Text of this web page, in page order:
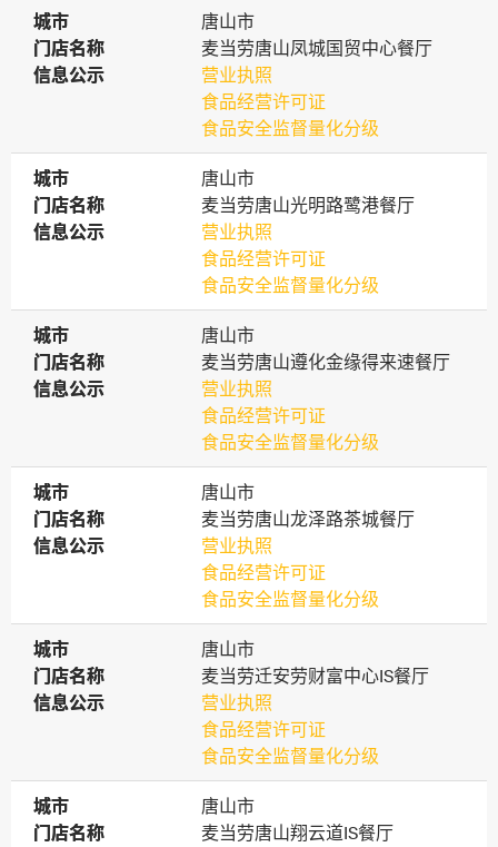
城市
城市
唐山市
门店名称
门店名称
麦当劳唐山凤城国贸中心餐厅
信息公示
信息公示
营业执照
食品经营许可证
食品安全监督量化分级
城市
城市
唐山市
门店名称
门店名称
麦当劳唐山光明路鹭港餐厅
信息公示
信息公示
营业执照
食品经营许可证
食品安全监督量化分级
城市
城市
唐山市
门店名称
门店名称
麦当劳唐山遵化金缘得来速餐厅
信息公示
信息公示
营业执照
食品经营许可证
食品安全监督量化分级
城市
城市
唐山市
门店名称
门店名称
麦当劳唐山龙泽路茶城餐厅
信息公示
信息公示
营业执照
食品经营许可证
食品安全监督量化分级
城市
城市
唐山市
门店名称
门店名称
麦当劳迁安劳财富中心IS餐厅
信息公示
信息公示
营业执照
食品经营许可证
食品安全监督量化分级
城市
城市
唐山市
门店名称
门店名称
麦当劳唐山翔云道IS餐厅